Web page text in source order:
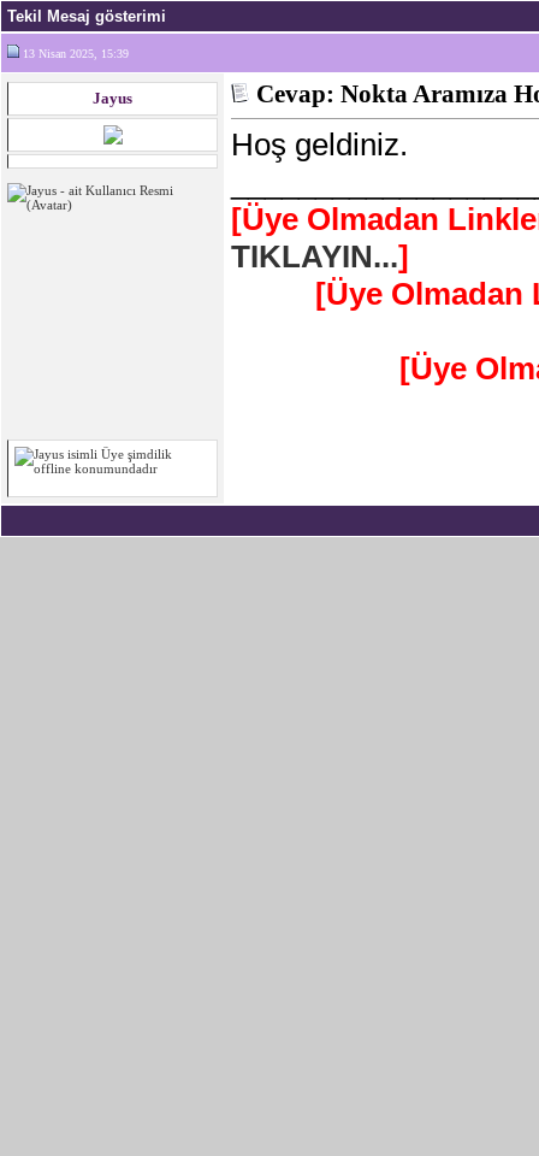
Tekil Mesaj gösterimi
13 Nisan 2025, 15:39
Jayus Cevap: Nokta Aramıza
Hoş geldiniz.
[Üye Olmadan
TIKLAYIN...]
[Üye
[Üye